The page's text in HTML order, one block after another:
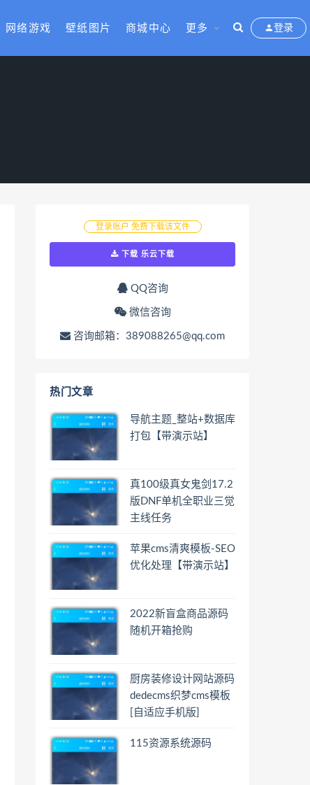
网络游戏 壁纸图片 商城中心 更多 登录
登录账户 免费下载该文件
下载 乐云下载
QQ咨询
微信咨询
咨询邮箱：389088265@qq.com
热门文章
导航主题_整站+数据库
打包【带演示站】
真100级真女鬼剑17.2
版DNF单机全职业三觉
主线任务
苹果cms清爽模板-SEO
优化处理【带演示站】
2022新盲盒商品源码
随机开箱抢购
厨房装修设计网站源码
dedecms织梦cms模板
[自适应手机版]
115资源系统源码